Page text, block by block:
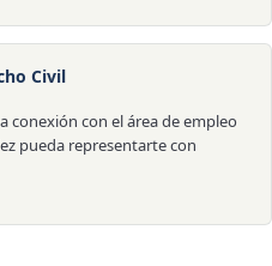
Civil
conexión con el área de empleo
pueda representarte con